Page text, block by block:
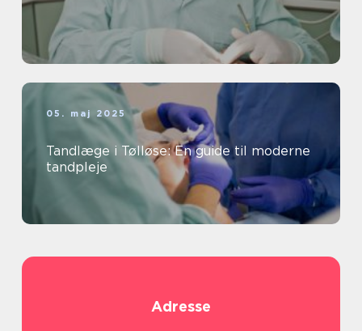
05. maj 2025
Tandlæge i Tølløse: En guide til moderne
tandpleje
Adresse